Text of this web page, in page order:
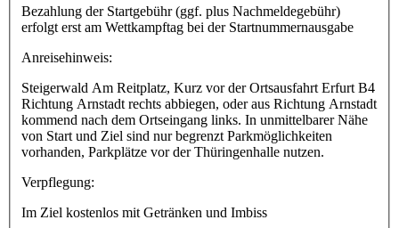
Bezahlung der Startgebühr (ggf. plus Nachmeldegebühr)
erfolgt erst am Wettkampftag bei der Startnummernausgabe
Anreisehinweis:
Steigerwald Am Reitplatz, Kurz vor der Ortsausfahrt Erfurt B4
Richtung Arnstadt rechts abbiegen, oder aus Richtung Arnstadt
kommend nach dem Ortseingang links. In unmittelbarer Nähe
von Start und Ziel sind nur begrenzt Parkmöglichkeiten
vorhanden, Parkplätze vor der Thüringenhalle nutzen.
Verpflegung:
Im Ziel kostenlos mit Getränken und Imbiss